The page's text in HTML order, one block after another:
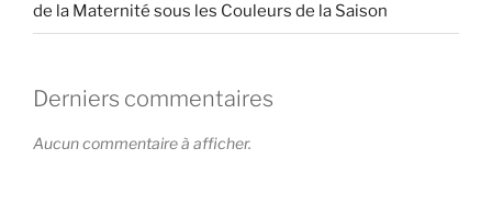
de la Maternité sous les Couleurs de la Saison
Derniers commentaires
Aucun commentaire à afficher.